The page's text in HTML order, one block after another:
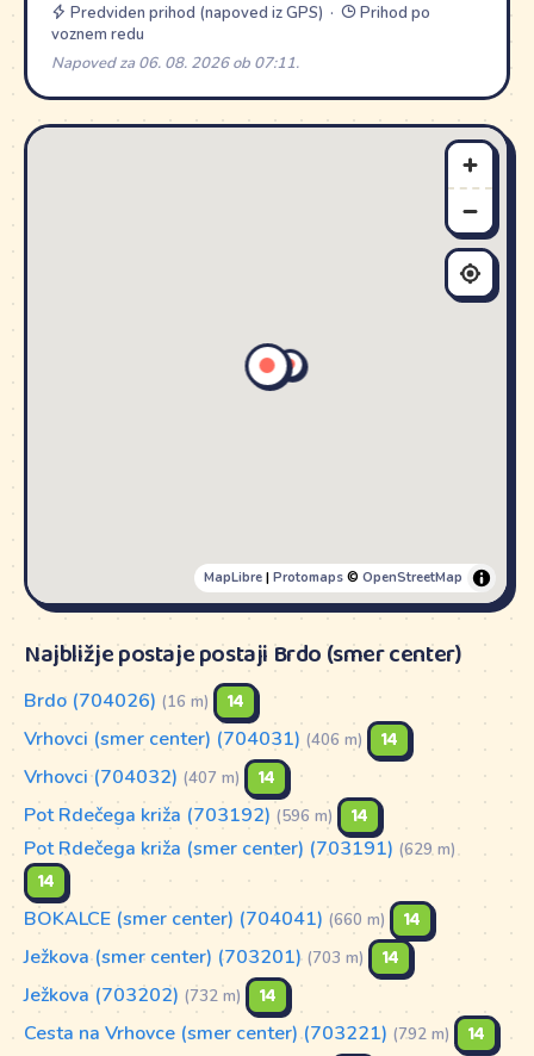
Predviden prihod (napoved iz GPS) ·
Prihod po
voznem redu
Napoved za 06. 08. 2026 ob 07:11.
MapLibre| Protomaps© OpenStreetMap
Najbližje postaje postaji Brdo (smer center)
Brdo (704026) (16 m) 14
Vrhovci (smer center) (704031) (406 m) 14
Vrhovci (704032) (407 m) 14
Pot Rdečega križa (703192) (596 m) 14
Pot Rdečega križa (smer center) (703191) (629 m)
14
BOKALCE (smer center) (704041) (660 m) 14
Ježkova (smer center) (703201) (703 m) 14
Ježkova (703202) (732 m) 14
Cesta na Vrhovce (smer center) (703221) (792 m) 14